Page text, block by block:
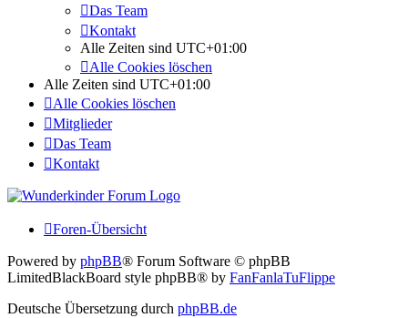
Das Team
Kontakt
Alle Zeiten sind UTC+01:00
Alle Cookies löschen
Alle Zeiten sind UTC+01:00
Alle Cookies löschen
Mitglieder
Das Team
Kontakt
Foren-Übersicht
Powered by phpBB® Forum Software © phpBB
LimitedBlackBoard style phpBB® by FanFanlaTuFlippe
Deutsche Übersetzung durch phpBB.de